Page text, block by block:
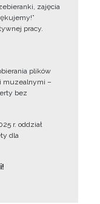
zajęcia
pracy.
plików
muzealnymi –
bez
r. oddział
dla